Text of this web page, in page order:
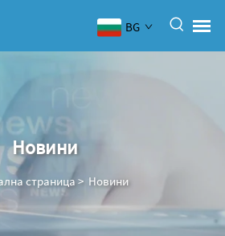
BG
Новини
страница > Новини